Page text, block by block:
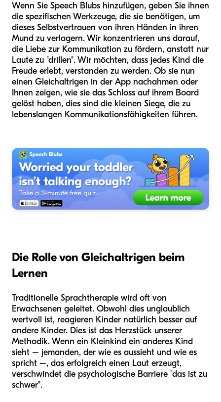
Wenn Sie Speech Blubs hinzufügen, geben Sie ihnen
die spezifischen Werkzeuge, die sie benötigen, um
dieses Selbstvertrauen von ihren Händen in ihren
Mund zu verlagern. Wir konzentrieren uns darauf,
die Liebe zur Kommunikation zu fördern, anstatt nur
Laute zu "drillen". Wir möchten, dass jedes Kind die
Freude erlebt, verstanden zu werden. Ob sie nun
einen Gleichaltrigen in der App nachahmen oder
Ihnen zeigen, wie sie das Schloss auf ihrem Board
gelöst haben, dies sind die kleinen Siege, die zu
lebenslangen Kommunikationsfähigkeiten führen.
Die Rolle von Gleichaltrigen beim
Lernen
Traditionelle Sprachtherapie wird oft von
Erwachsenen geleitet. Obwohl dies unglaublich
wertvoll ist, reagieren Kinder natürlich besser auf
andere Kinder. Dies ist das Herzstück unserer
Methodik. Wenn ein Kleinkind ein anderes Kind
sieht – jemanden, der wie es aussieht und wie es
spricht –, das erfolgreich einen Laut erzeugt,
verschwindet die psychologische Barriere "das ist zu
schwer".